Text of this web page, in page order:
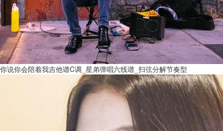
你说你会陪着我吉他谱C调_星弟弹唱六线谱_扫弦分解节奏型